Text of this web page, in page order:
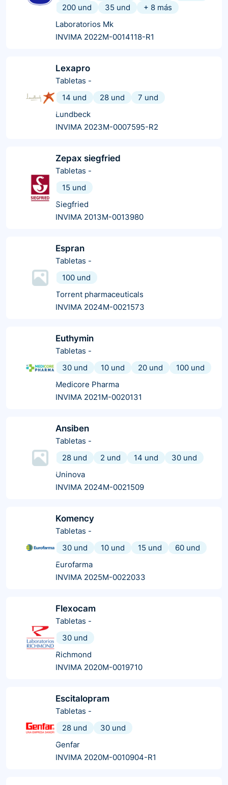
200 und 35 und + 8 más
Laboratorios Mk
INVIMA 2022M-0014118-R1
Lexapro
Tabletas -
14 und
28 und
7 und
Lundbeck
INVIMA 2023M-0007595-R2
Zepax siegfried
Tabletas -
15 und
Siegfried
INVIMA 2013M-0013980
Espran
Tabletas -
100 und
Torrent pharmaceuticals
INVIMA 2024M-0021573
Euthymin
Tabletas -
30 und
10 und 20 und
100 und
Medicore Pharma
INVIMA 2021M-0020131
Ansiben
Tabletas -
28 und
2 und 14 und
30 und
Uninova
INVIMA 2024M-0021509
Komency
Tabletas -
30 und
10 und 15 und
60 und
Eurofarma
INVIMA 2025M-0022033
Flexocam
Tabletas -
30 und
Richmond
INVIMA 2020M-0019710
Escitalopram
Tabletas -
28 und
30 und
Genfar
INVIMA 2020M-0010904-R1